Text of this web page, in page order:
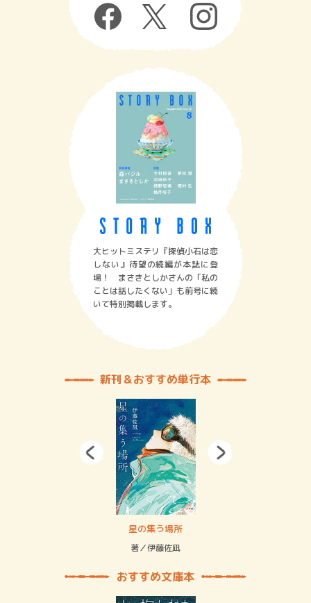
大ヒットミステリ『探偵小石は恋
しない』待望の続編が本誌に登
場！ まさきとしかさんの「私の
ことは話したくない」も前号に続
いて特別掲載します。
新刊＆おすすめ単行本
星の集う場所
著／伊藤佐凪
おすすめ文庫本